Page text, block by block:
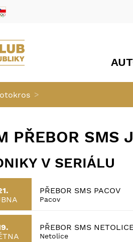
>
PŘEBOR SMS
V SERIÁLU
PŘEBOR SMS PACOV
Pacov
PŘEBOR SMS
Netolice